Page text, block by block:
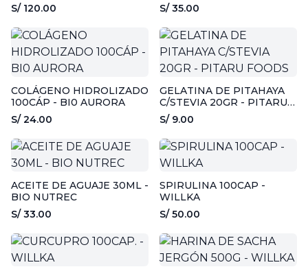
S/ 120.00
S/ 35.00
COLÁGENO HIDROLIZADO
100CÁP - BI0 AURORA
S/ 24.00
GELATINA DE PITAHAYA
C/STEVIA 20GR - PITARU
FOODS
S/ 9.00
ACEITE DE AGUAJE 30ML -
BIO NUTREC
S/ 33.00
SPIRULINA 100CAP -
WILLKA
S/ 50.00